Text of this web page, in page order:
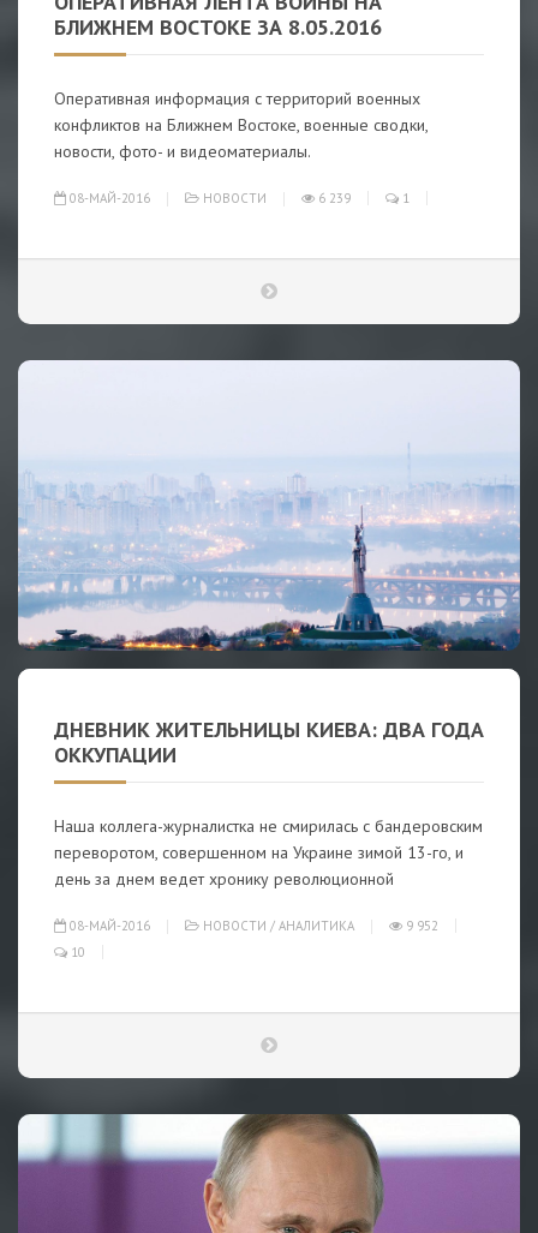
БЛИЖНЕМ ВОСТОКЕ ЗА 8.05.2016
Оперативная информация с территорий военных
конфликтов на Ближнем Востоке, военные сводки,
новости, фото- и видеоматериалы.
08-МАЙ-2016 НОВОСТИ 6 239 1
ДНЕВНИК ЖИТЕЛЬНИЦЫ КИЕВА: ДВА ГОДА
ОККУПАЦИИ
Наша коллега-журналистка не смирилась с бандеровским
переворотом, совершенном на Украине зимой 13-го, и
день за днем ведет хронику революционной
08-МАЙ-2016 НОВОСТИ / АНАЛИТИКА
9 952
10